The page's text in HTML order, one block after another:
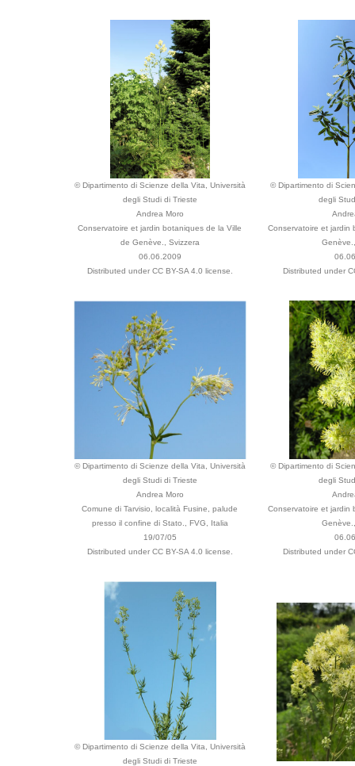
© Dipartimento di Scienze della Vita, Università
degli Studi di Trieste
Andrea Moro
Conservatoire et jardin botaniques de la Ville
de Genève., Svizzera
06.06.2009
Distributed under CC BY-SA 4.0 license.
© Dipartimento di
degli
Conservatoire et jardin
Distributed under
© Dipartimento di Scienze della Vita, Università
degli Studi di Trieste
Andrea Moro
Comune di Tarvisio, località Fusine, palude
presso il confine di Stato., FVG, Italia
19/07/05
Distributed under CC BY-SA 4.0 license.
© Dipartimento di
degli
Conservatoire et jardin
Distributed under
© Dipartimento di Scienze della Vita, Università
degli Studi di Trieste